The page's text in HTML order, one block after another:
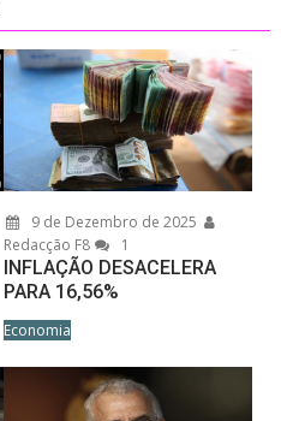
9 de Dezembro de 2025
Redacção F8
1
INFLAÇÃO DESACELERA
PARA 16,56%
Economia